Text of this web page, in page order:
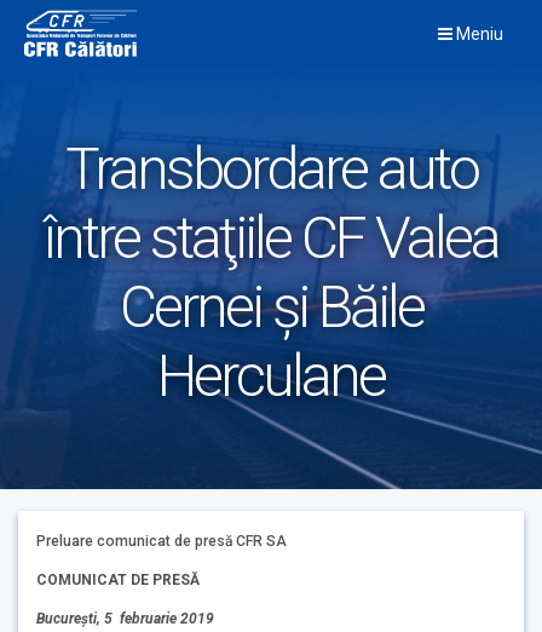
content
Meniu
Transbordare auto
între staţiile CF Valea
Cernei şi Băile
Herculane
Preluare comunicat de presă CFR SA
COMUNICAT DE PRESĂ
Bucureşti, 5 februarie 2019